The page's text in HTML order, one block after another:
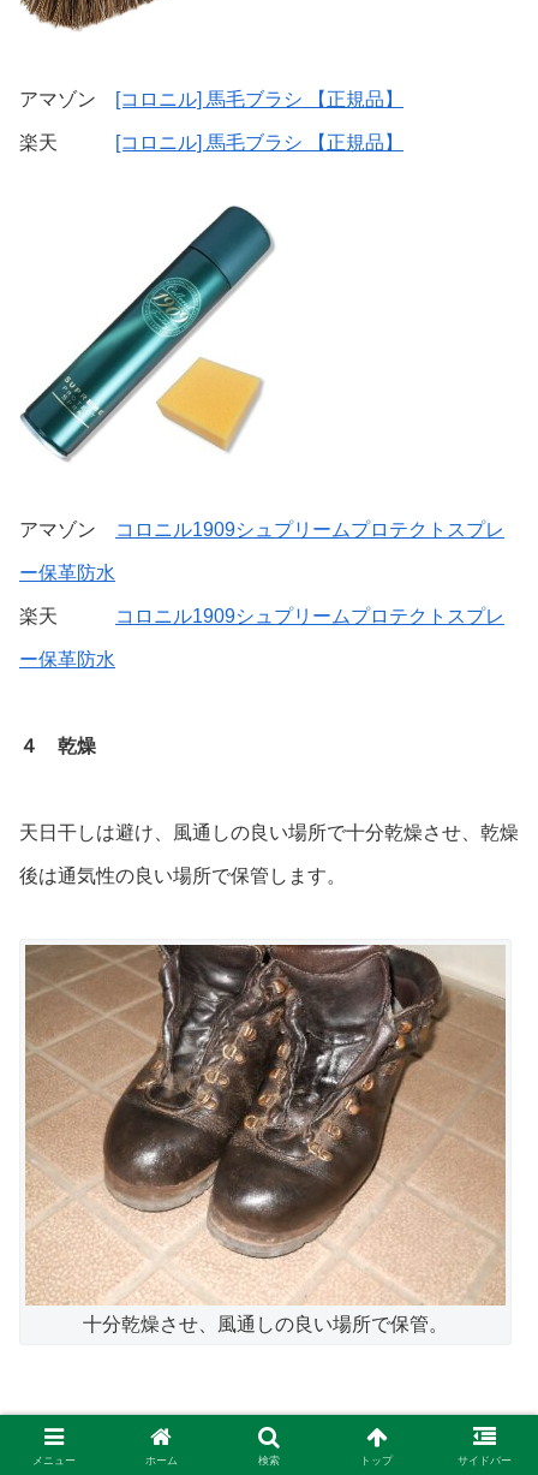
アマゾン [コロニル] 馬毛ブラシ 【正規品】
楽天 [コロニル] 馬毛ブラシ 【正規品】
アマゾン コロニル1909シュプリームプロテクトスプレ
ー保革防水
楽天 コロニル1909シュプリームプロテクトスプレ
ー保革防水
４ 乾燥
天日干しは避け、風通しの良い場所で十分乾燥させ、乾燥
後は通気性の良い場所で保管します。
十分乾燥させ、風通しの良い場所で保管。
メニュー ホーム 検索 トップ サイドバー